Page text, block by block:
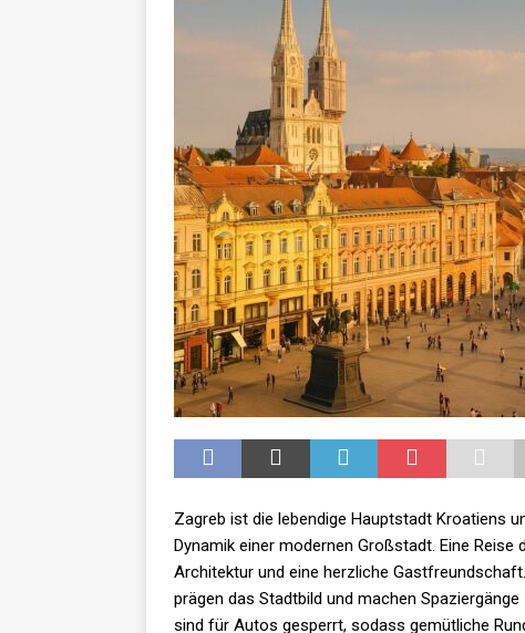
[ 8. Juli 2026 ]
GESUNDHEIT
Zagreb ist die lebendige Hauptstadt Kroatiens
Dynamik einer modernen Großstadt. Eine
Architektur und eine herzliche
prägen das Stadtbild und machen
sind für Autos gesperrt, sodass gemütliche